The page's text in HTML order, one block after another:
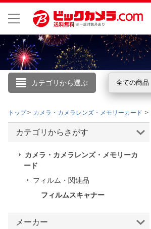
カテゴリから選ぶ 全ての商品
こんにちは
ログイン
会員メニュー
お買いもの履歴
トップ カメラ・カメラレンズ・メモリーカード
カテゴリからさがす
カメラ・カメラレンズ・メモリーカ
ード
フィルム・関連品
フィルムスキャナー
メーカー